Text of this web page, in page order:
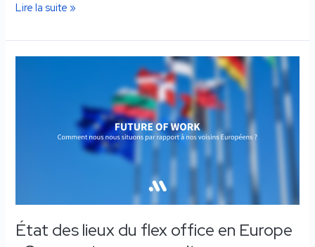
Lire la suite »
État des lieux du flex office en Europe
nous